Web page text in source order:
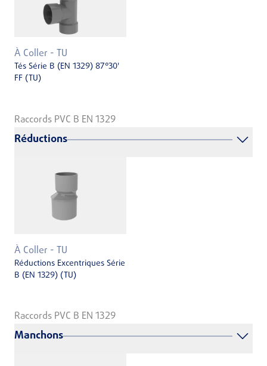
À Coller - TU
Tés Série B (EN 1329) 87°30'
FF (TU)
Raccords PVC B EN 1329
Réductions
À Coller - TU
Réductions Excentriques Série
B (EN 1329) (TU)
Raccords PVC B EN 1329
Manchons